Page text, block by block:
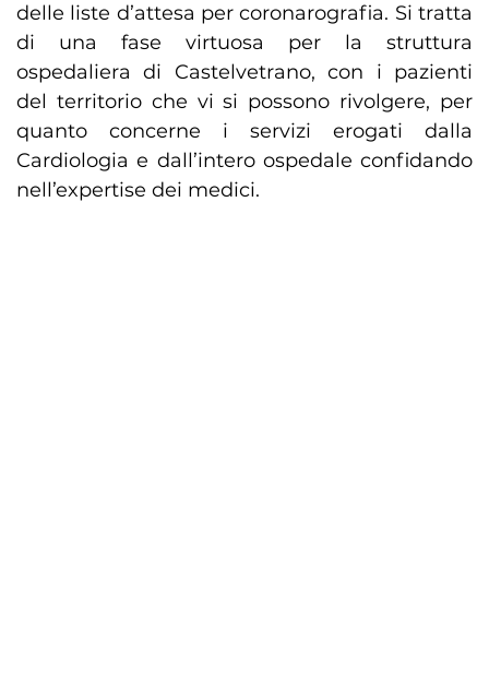
delle liste d’attesa per coronarografia. Si tratta
di una fase virtuosa per la struttura
ospedaliera di Castelvetrano, con i pazienti
del territorio che vi si possono rivolgere, per
quanto concerne i servizi erogati dalla
Cardiologia e dall’intero ospedale confidando
nell’expertise dei medici.